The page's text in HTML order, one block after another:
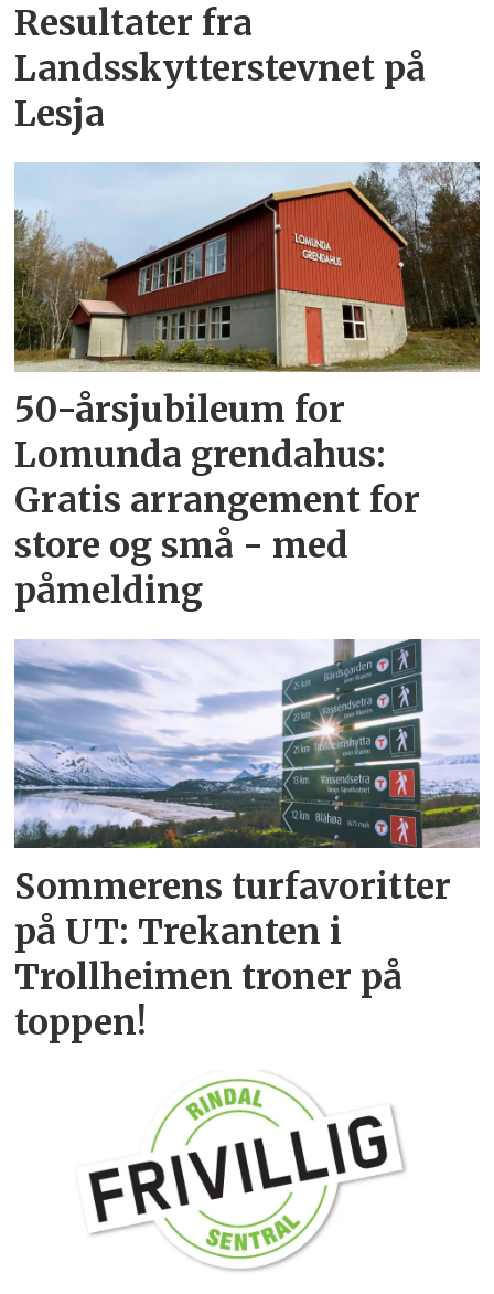
Resultater fra
Landsskytterstevnet på
Lesja
50-årsjubileum for
Lomunda grendahus:
Gratis arrangement for
store og små - med
påmelding
Sommerens turfavoritter
på UT: Trekanten i
Trollheimen troner på
toppen!